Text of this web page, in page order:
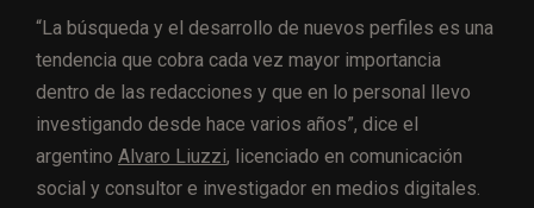
“La búsqueda y el desarrollo de nuevos perfiles es una
tendencia que cobra cada vez mayor importancia
dentro de las redacciones y que en lo personal llevo
investigando desde hace varios años”, dice el
argentino Alvaro Liuzzi, licenciado en comunicación
social y consultor e investigador en medios digitales.